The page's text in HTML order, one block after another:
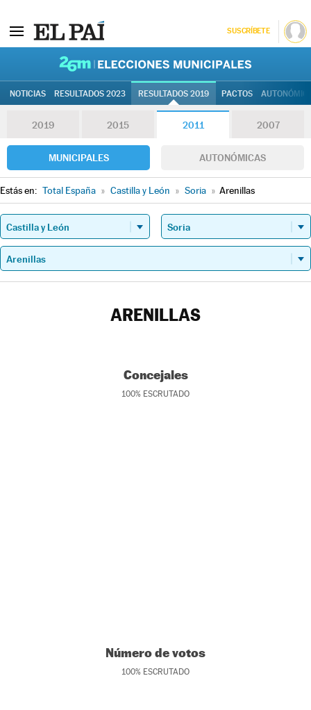
SUSCRÍBETE
NOTICIAS RESULTADOS 2023 RESULTADOS 2019 PACTOS
2019 2015 2011 2007
MUNICIPALES AUTONÓMICAS
Estás en: Total España » Castilla y León » Soria » Arenillas
ARENILLAS
Concejales
100% ESCRUTADO
Número de votos
100% ESCRUTADO